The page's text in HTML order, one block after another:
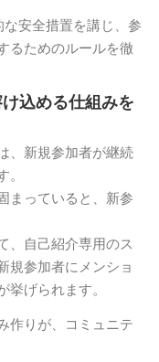
安全措置を講じ、参
るためのルールを徹
込める仕組みを
、新規参加者が継続
まっていると、新参
、自己紹介専用のス
規参加者にメンショ
げられます。
作りが、コミュニテ